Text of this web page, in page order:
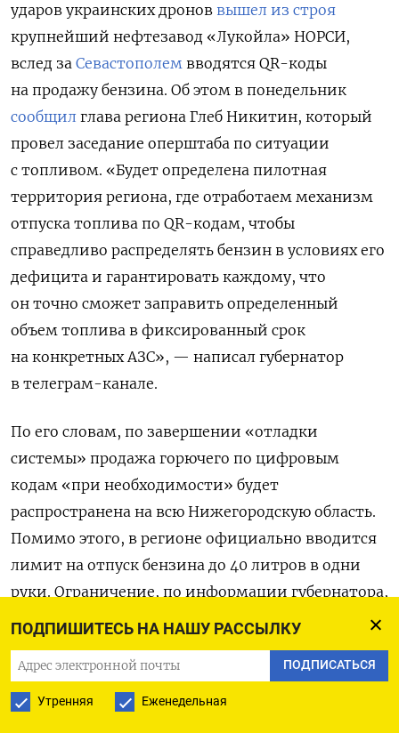
ПОДПИШИТЕСЬ НА НАШУ РАССЫЛКУ
ПОДПИСАТЬСЯ
Утренняя Еженедельная
ударов украинских дронов вышел из строя
крупнейший нефтезавод «Лукойла» НОРСИ,
вслед за Севастополем вводятся QR-коды
на продажу бензина. Об этом в понедельник
сообщил глава региона Глеб Никитин, который
провел заседание оперштаба по ситуации
с топливом. «Будет определена пилотная
территория региона, где отработаем механизм
отпуска топлива по QR-кодам, чтобы
справедливо распределять бензин в условиях его
дефицита и гарантировать каждому, что
он точно сможет заправить определенный
объем топлива в фиксированный срок
на конкретных АЗС», — написал губернатор
в телеграм-канале.
По его словам, по завершении «отладки
системы» продажа горючего по цифровым
кодам «при необходимости» будет
распространена на всю Нижегородскую область.
Помимо этого, в регионе официально вводится
лимит на отпуск бензина до 40 литров в одни
руки. Ограничение, по информации губернатора,
уже начало действовать на АЗС «Лукойла».
вводились на заправках сети «Движения»,
« Татнефти
» и других. Также Никитин сообщил,